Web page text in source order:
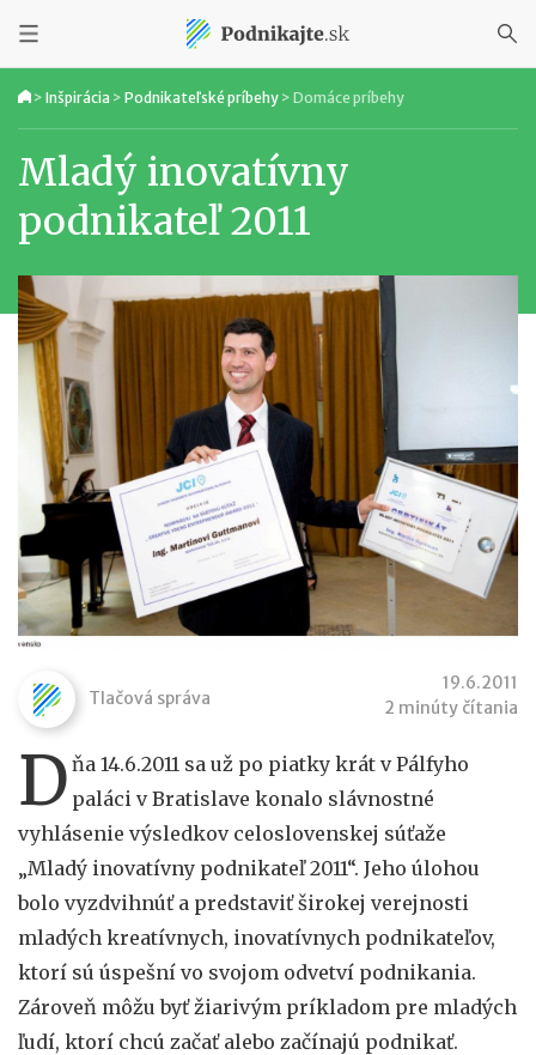
> Inšpirácia > Podnikateľské príbehy > Domáce príbehy
Mladý inovatívny
podnikateľ 2011
Tlačová správa
19.6.2011
2 minúty čítania
D ňa 14.6.2011 sa už po piatky krát v Pálfyho
paláci v Bratislave konalo slávnostné
vyhlásenie výsledkov celoslovenskej súťaže
„Mladý inovatívny podnikateľ 2011“. Jeho úlohou
bolo vyzdvihnúť a predstaviť širokej verejnosti
mladých kreatívnych, inovatívnych podnikateľov,
ktorí sú úspešní vo svojom odvetví podnikania.
Zároveň môžu byť žiarivým príkladom pre mladých
ľudí, ktorí chcú začať alebo začínajú podnikať.